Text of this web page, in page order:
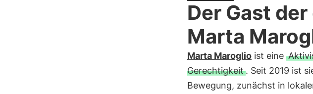
Der Gast
Marta
Marta Maroglioist eine
Gerechtigkeit. Seit 2019 ist
Bewegung, zunächst in